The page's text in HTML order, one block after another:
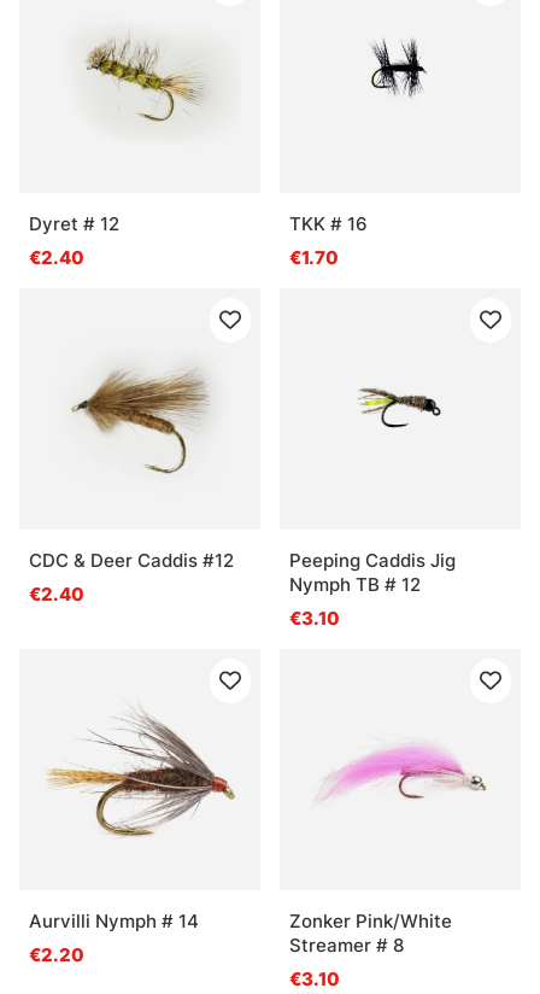
Dyret # 12
€2.40
TKK # 16
€1.70
CDC & Deer Caddis #12
€2.40
Peeping Caddis Jig
Nymph TB # 12
€3.10
Aurvilli Nymph # 14
€2.20
Zonker Pink/White
Streamer # 8
€3.10